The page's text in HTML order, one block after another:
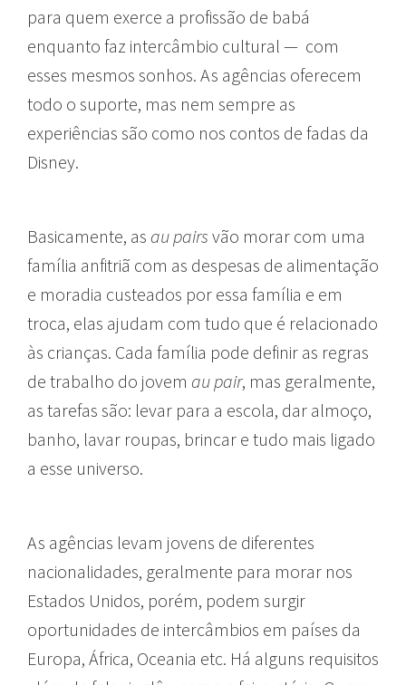
para quem exerce a profissão de babá
enquanto faz intercâmbio cultural — com
esses mesmos sonhos. As agências oferecem
todo o suporte, mas nem sempre as
experiências são como nos contos de fadas da
Disney.
Basicamente, as au pairs vão morar com uma
família anfitriã com as despesas de alimentação
e moradia custeados por essa família e em
troca, elas ajudam com tudo que é relacionado
às crianças. Cada família pode definir as regras
de trabalho do jovem au pair, mas geralmente,
as tarefas são: levar para a escola, dar almoço,
banho, lavar roupas, brincar e tudo mais ligado
a esse universo.
As agências levam jovens de diferentes
nacionalidades, geralmente para morar nos
Estados Unidos, porém, podem surgir
oportunidades de intercâmbios em países da
Europa, África, Oceania etc. Há alguns requisitos